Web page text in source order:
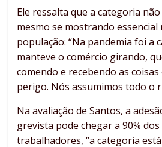
Ele ressalta que a categoria
mesmo se mostrando essencial
população: “Na pandemia foi a
manteve o comércio girando,
comendo e recebendo as
perigo. Nós assumimos todo o
Na avaliação de Santos, a
grevista pode chegar a 90% dos
trabalhadores, “a categoria